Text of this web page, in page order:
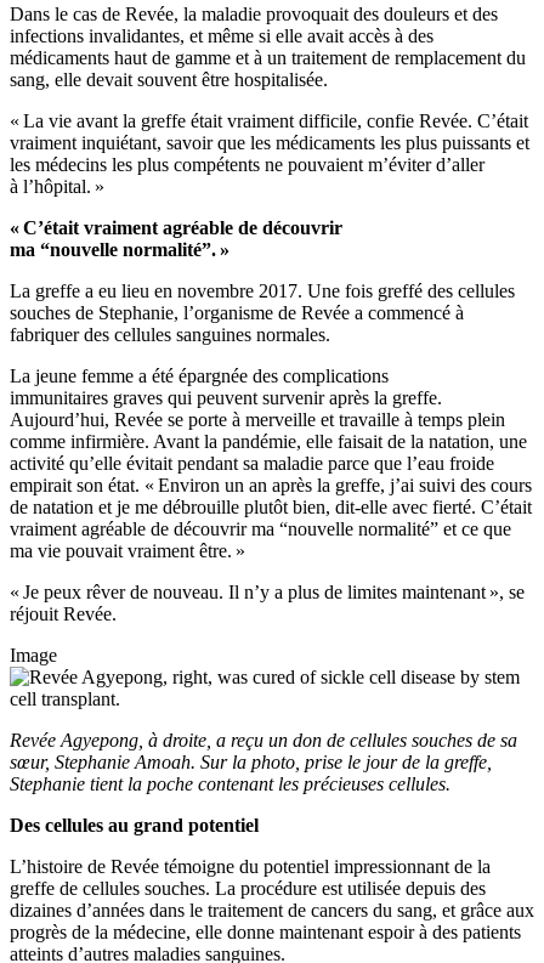
Dans le cas de Revée, la maladie provoquait des douleurs et des
infections invalidantes, et même si elle avait accès à des
médicaments haut de gamme et à un traitement de remplacement du
sang, elle devait souvent être hospitalisée.
« La vie avant la greffe était vraiment difficile, confie Revée. C’était
vraiment inquiétant, savoir que les médicaments les plus puissants et
les médecins les plus compétents ne pouvaient m’éviter d’aller
à l’hôpital. »
« C’était vraiment agréable de découvrir
ma “nouvelle normalité”. »
La greffe a eu lieu en novembre 2017. Une fois greffé des cellules
souches de Stephanie, l’organisme de Revée a commencé à
fabriquer des cellules sanguines normales.
La jeune femme a été épargnée des complications
immunitaires graves qui peuvent survenir après la greffe.
Aujourd’hui, Revée se porte à merveille et travaille à temps plein
comme infirmière. Avant la pandémie, elle faisait de la natation, une
activité qu’elle évitait pendant sa maladie parce que l’eau froide
empirait son état. « Environ un an après la greffe, j’ai suivi des cours
de natation et je me débrouille plutôt bien, dit-elle avec fierté. C’était
vraiment agréable de découvrir ma “nouvelle normalité” et ce que
ma vie pouvait vraiment être. »
« Je peux rêver de nouveau. Il n’y a plus de limites maintenant », se
réjouit Revée.
Image
Revée Agyepong, à droite, a reçu un don de cellules souches de sa
sœur, Stephanie Amoah. Sur la photo, prise le jour de la greffe,
Stephanie tient la poche contenant les précieuses cellules.
Des cellules au grand potentiel
L’histoire de Revée témoigne du potentiel impressionnant de la
greffe de cellules souches. La procédure est utilisée depuis des
dizaines d’années dans le traitement de cancers du sang, et grâce aux
progrès de la médecine, elle donne maintenant espoir à des patients
atteints d’autres maladies sanguines.